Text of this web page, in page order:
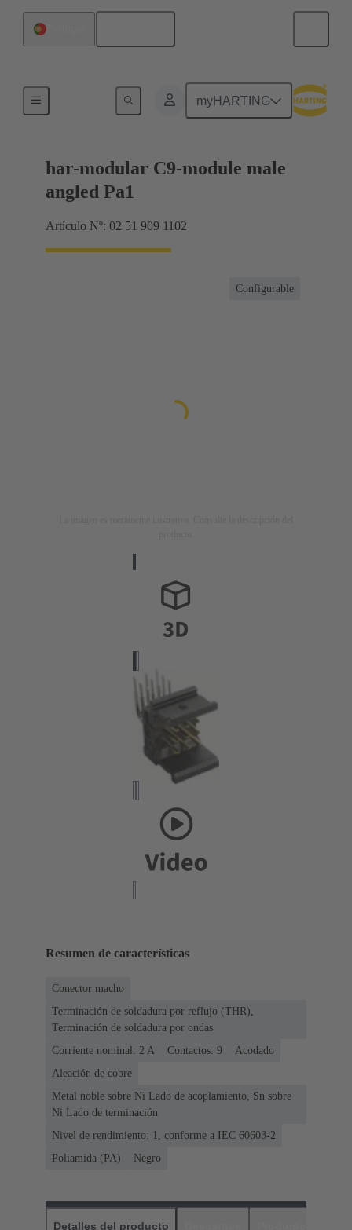
myHARTING
Terminación de placa madre a tarjeta hija
har-modular C9-module male
angled Pa1
Artículo Nº: 02 51 909 1102
Configurable
Resumen de características
Conector macho
Terminación de soldadura por reflujo (THR),
Terminación de soldadura por ondas
Corriente nominal: ‌2 A
Contactos: 9
Acodado
Aleación de cobre
Metal noble sobre Ni Lado de acoplamiento, Sn sobre
Ni Lado de terminación
Nivel de rendimiento: 1, conforme a IEC 60603-2
Poliamida (PA)
Negro
Detalles del producto